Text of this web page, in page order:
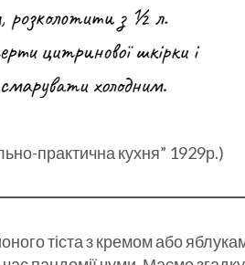
практична кухня” 1929р.)
тіста з кремом або